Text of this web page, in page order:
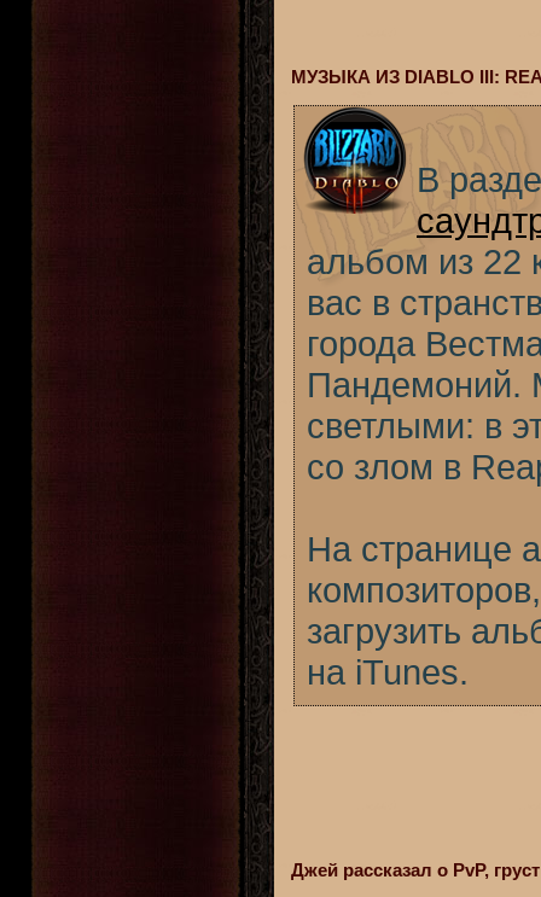
МУЗЫКА ИЗ DIABLO III:
В
альбом из 22
вас в
города
Пандемоний.
светлыми: в
со злом в
На странице
загрузить
на iTunes.
Джей рассказал о PvP,